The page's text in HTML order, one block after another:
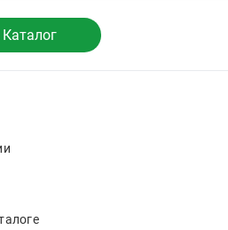
Каталог